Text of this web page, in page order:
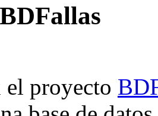
el proyecto